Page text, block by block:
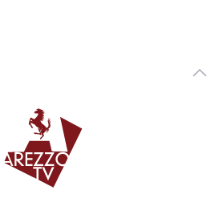
16 Novembre 2022
residenti lamentano una cronica